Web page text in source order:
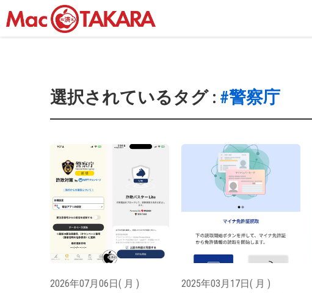
選択されているタグ : #警察庁
2026年07月06日( 月 ) 2025年03月17日( 月 )